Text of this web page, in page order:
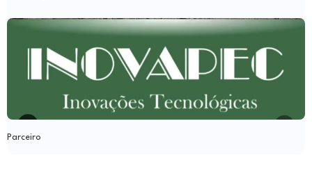
Parceiro